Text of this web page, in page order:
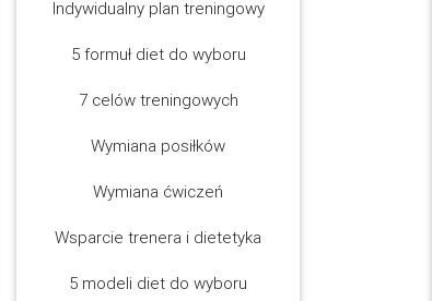
Indywidualny plan treningowy
5 formuł diet do wyboru
7 celów treningowych
Wymiana posiłków
Wymiana ćwiczeń
Wsparcie trenera i dietetyka
5 modeli diet do wyboru